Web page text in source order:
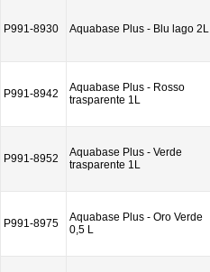
P991-8930 Aquabase Plus - Blu lago 2L
P991-8942
Aquabase Plus - Rosso
trasparente 1L
P991-8952
Aquabase Plus - Verde
trasparente 1L
P991-8975
Aquabase Plus - Oro Verde
0,5 L